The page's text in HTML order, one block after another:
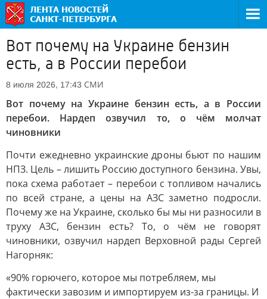
Вот почему на Украине бензин
есть, а в России перебои
8 июля 2026, 17:43 СМИ
Вот почему на Украине бензин есть, а в России
перебои. Нардеп озвучил то, о чём молчат
чиновники
Почти ежедневно украинские дроны бьют по нашим
НПЗ. Цель – лишить Россию доступного бензина. Увы,
пока схема работает – перебои с топливом начались
по всей стране, а цены на АЗС заметно подросли.
Почему же на Украине, сколько бы мы ни разносили в
труху АЗС, бензин есть? То, о чём не говорят
чиновники, озвучил нардеп Верховной рады Сергей
Нагорняк:
«90% горючего, которое мы потребляем, мы
фактически завозим и импортируем из-за границы. И